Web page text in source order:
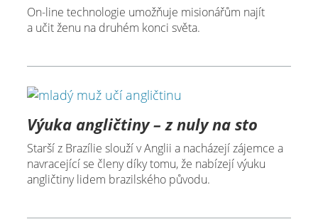
On-line technologie umožňuje misionářům najít
a učit ženu na druhém konci světa.
Výuka angličtiny – z nuly na sto
Starší z Brazílie slouží v Anglii a nacházejí zájemce a
navracející se členy díky tomu, že nabízejí výuku
angličtiny lidem brazilského původu.